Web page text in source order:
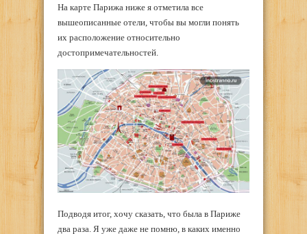
На карте Парижа ниже я отметила все
вышеописанные отели, чтобы вы могли понять
их расположение относительно
достопримечательностей.
Подводя итог, хочу сказать, что была в Париже
два раза. Я уже даже не помню, в каких именно